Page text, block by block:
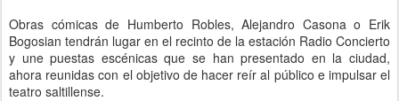
Obras cómicas de Humberto Robles, Alejandro Casona o Erik
Bogosian tendrán lugar en el recinto de la estación Radio Concierto
y une puestas escénicas que se han presentado en la ciudad,
ahora reunidas con el objetivo de hacer reír al público e impulsar el
teatro saltillense.